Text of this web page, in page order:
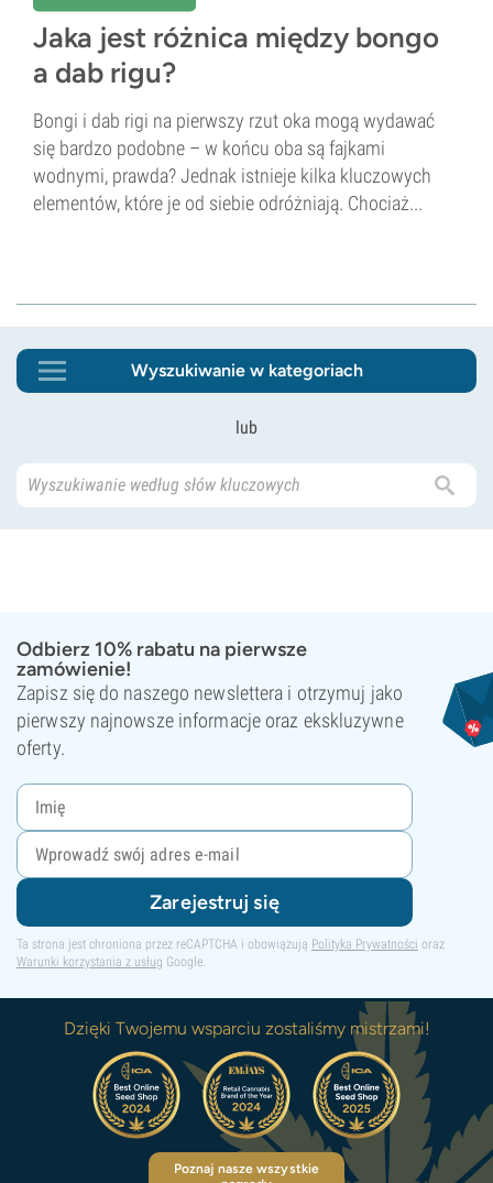
Jaka jest różnica między bongo
a dab rigu?
Bongi i dab rigi na pierwszy rzut oka mogą wydawać
się bardzo podobne – w końcu oba są fajkami
wodnymi, prawda? Jednak istnieje kilka kluczowych
elementów, które je od siebie odróżniają. Chociaż...
Wyszukiwanie w kategoriach
lub
Odbierz 10% rabatu na pierwsze
zamówienie!
Zapisz się do naszego newslettera i otrzymuj jako
pierwszy najnowsze informacje oraz ekskluzywne
oferty.
Zarejestruj się
Ta strona jest chroniona przez reCAPTCHA i obowiązują Polityka Prywatności oraz
Warunki korzystania z usług Google.
Dzięki Twojemu wsparciu zostaliśmy mistrzami!
Poznaj nasze wszystkie